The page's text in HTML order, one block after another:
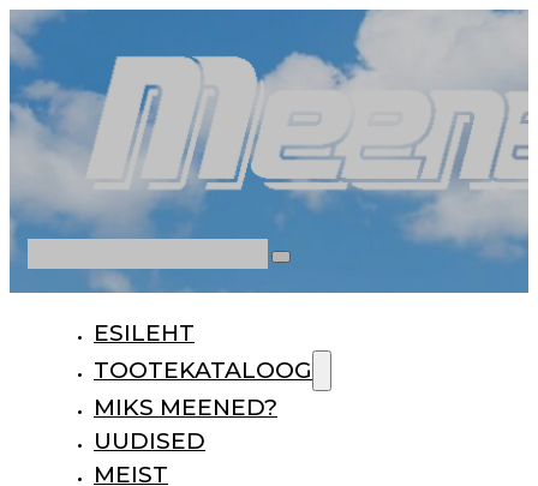
ESILEHT
TOOTEKATALOOG
MIKS MEENED?
UUDISED
MEIST